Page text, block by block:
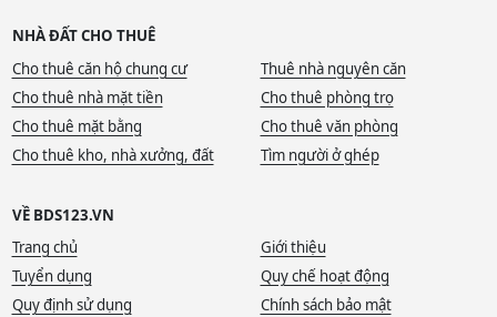
NHÀ ĐẤT CHO THUÊ
Cho thuê căn hộ chung cư
Thuê nhà nguyên căn
Cho thuê nhà mặt tiền
Cho thuê phòng trọ
Cho thuê mặt bằng
Cho thuê văn phòng
Cho thuê kho, nhà xưởng, đất
Tìm người ở ghép
VỀ BDS123.VN
Trang chủ
Giới thiệu
Tuyển dụng
Quy chế hoạt động
Quy định sử dụng
Chính sách bảo mật